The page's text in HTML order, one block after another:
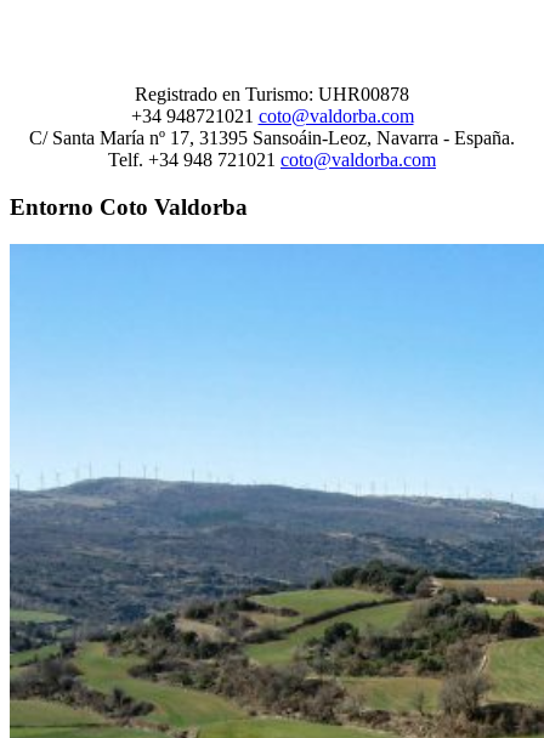
Registrado en Turismo: UHR00878
+34 948721021 coto@valdorba.com
C/ Santa María nº 17, 31395 Sansoáin-Leoz, Navarra - España.
Telf. +34 948 721021 coto@valdorba.com
Entorno Coto Valdorba